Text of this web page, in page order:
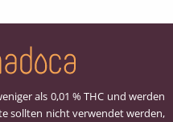
als 0,01 % THC und werden
sollten nicht verwendet werden,